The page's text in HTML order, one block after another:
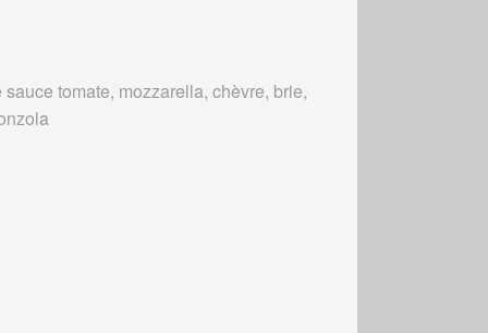
sauce tomate, mozzarella, chèvre, brie,